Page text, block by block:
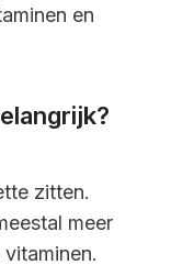
en
zitten.
meer